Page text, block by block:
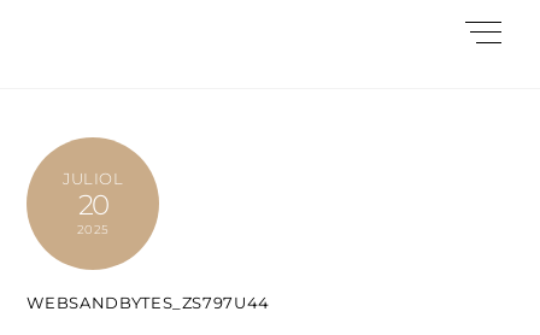
JULIOL
20
2025
WEBSANDBYTES_ZS797U44